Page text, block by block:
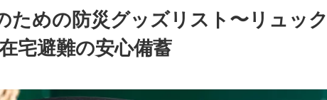
ための防災グッズリスト〜リュック
宅避難の安心備蓄